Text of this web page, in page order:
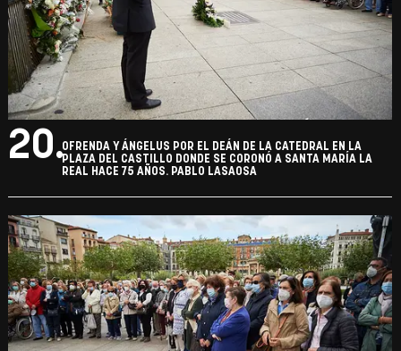
20.OFRENDA Y ÁNGELUS POR EL DEÁN DE LA CATEDRAL EN LA
PLAZA DEL CASTILLO DONDE SE CORONÓ A SANTA MARÍA LA
REAL HACE 75 AÑOS. PABLO LASAOSA